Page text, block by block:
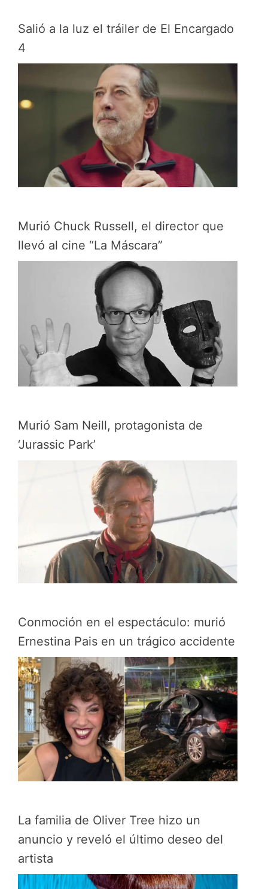
Salió a la luz el tráiler de El Encargado
4
Murió Chuck Russell, el director que
llevó al cine “La Máscara”
Murió Sam Neill, protagonista de
‘Jurassic Park’
Conmoción en el espectáculo: murió
Ernestina Pais en un trágico accidente
La familia de Oliver Tree hizo un
anuncio y reveló el último deseo del
artista